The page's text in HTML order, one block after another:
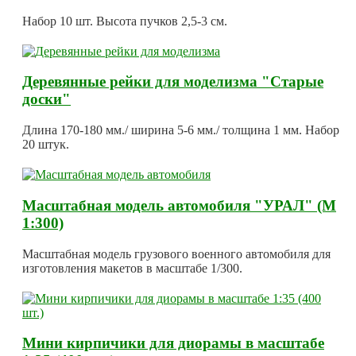
Набор 10 шт. Высота пучков 2,5-3 см.
Деревянные рейки для моделизма "Старые
доски"
Длина 170-180 мм./ ширина 5-6 мм./ толщина 1 мм. Набор
20 штук.
Масштабная модель автомобиля "УРАЛ" (М
1:300)
Масштабная модель грузового военного автомобиля для
изготовления макетов в масштабе 1/300.
Мини кирпичики для диорамы в масштабе